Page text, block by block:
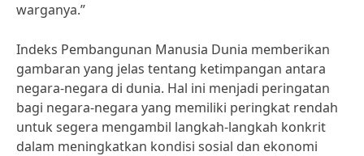
warganya.”
Indeks Pembangunan Manusia Dunia memberikan
gambaran yang jelas tentang ketimpangan antara
negara-negara di dunia. Hal ini menjadi peringatan
bagi negara-negara yang memiliki peringkat rendah
untuk segera mengambil langkah-langkah konkrit
dalam meningkatkan kondisi sosial dan ekonomi